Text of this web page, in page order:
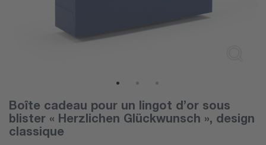
Boîte cadeau pour un lingot d’or sous
blister « Herzlichen Glückwunsch », design
classique